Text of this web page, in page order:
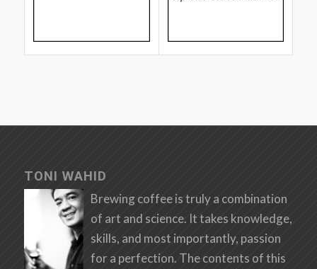
TONI WAHID
Brewing coffee is truly a combination
of art and science. It takes knowledge,
skills, and most importantly, passion
for a perfection. The contents of this